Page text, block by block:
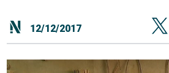
12/12/2017